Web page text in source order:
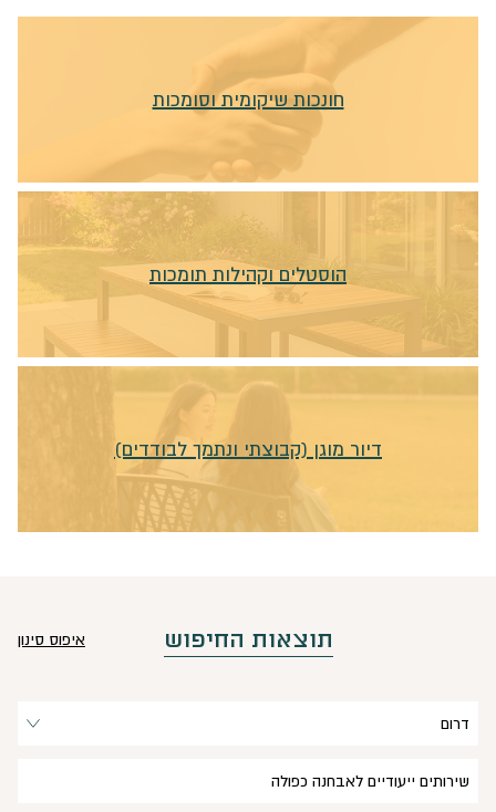
חונכות שיקומית וסומכות
הוסטלים וקהילות תומכות
דיור מוגן (קבוצתי ונתמך לבודדים)
תוצאות החיפוש איפוס סינון
דרום
שירותים ייעודיים לאבחנה כפולה